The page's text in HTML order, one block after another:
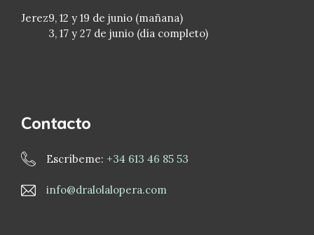
Jerez9, 12 y 19 de junio (mañana)
3, 17 y 27 de junio (día completo)
Contacto
Escríbeme: +34 613 46 85 53
info@dralolalopera.com